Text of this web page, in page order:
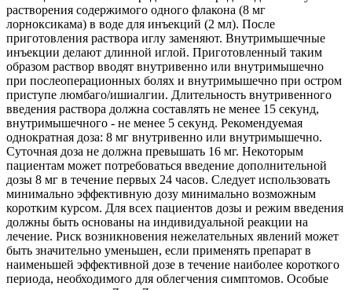
растворения содержимого одного флакона (8 мг
лорноксикама) в воде для инъекций (2 мл). После
приготовления раствора иглу заменяют. Внутримышечные
инъекции делают длинной иглой. Приготовленный таким
образом раствор вводят внутривенно или внутримышечно
при послеоперационных болях и внутримышечно при остром
приступе люмбаго/ишиалгии. Длительность внутривенного
введения раствора должна составлять не менее 15 секунд,
внутримышечного - не менее 5 секунд. Рекомендуемая
однократная доза: 8 мг внутривенно или внутримышечно.
Суточная доза не должна превышать 16 мг. Некоторым
пациентам может потребоваться введение дополнительной
дозы 8 мг в течение первых 24 часов. Следует использовать
минимально эффективную дозу минимально возможным
коротким курсом. Для всех пациентов дозы и режим введения
должны быть основаны на индивидуальной реакции на
лечение. Риск возникновения нежелательных явлений может
быть значительно уменьшен, если применять препарат в
наименьшей эффективной дозе в течение наиболее короткого
периода, необходимого для облегчения симптомов. Особые